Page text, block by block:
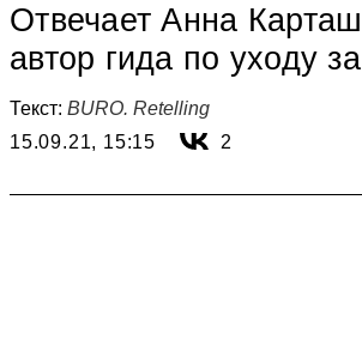
Отвечает Анна
автор гида по уходу
Текст: BURO. Retelling
15.09.21, 15:15
2